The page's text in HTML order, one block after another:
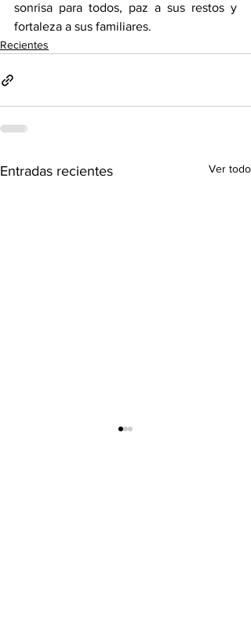
sonrisa para todos, paz a sus restos y
fortaleza a sus familiares.
Recientes
Entradas recientes Ver todo